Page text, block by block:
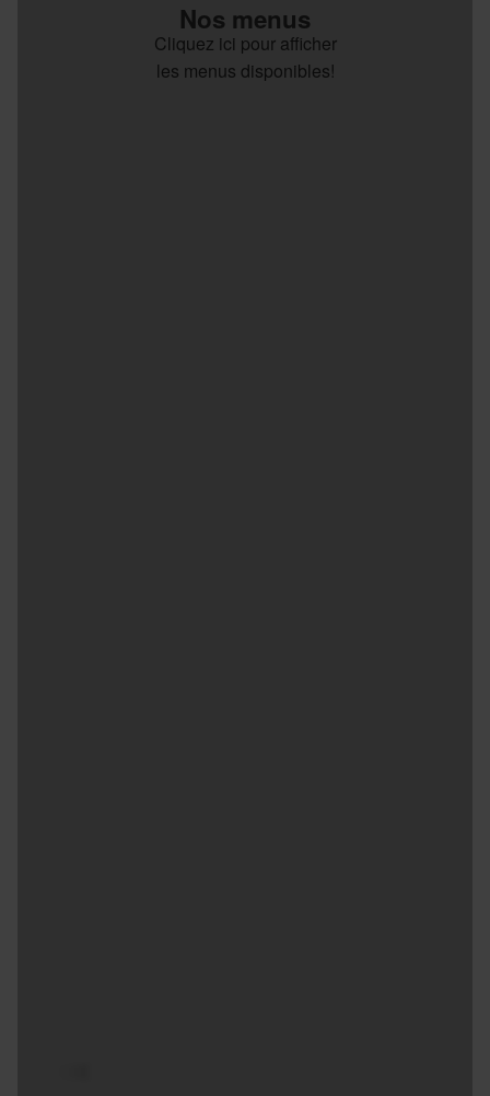
Nos menus
Cliquez ici pour afficher
les menus disponibles!